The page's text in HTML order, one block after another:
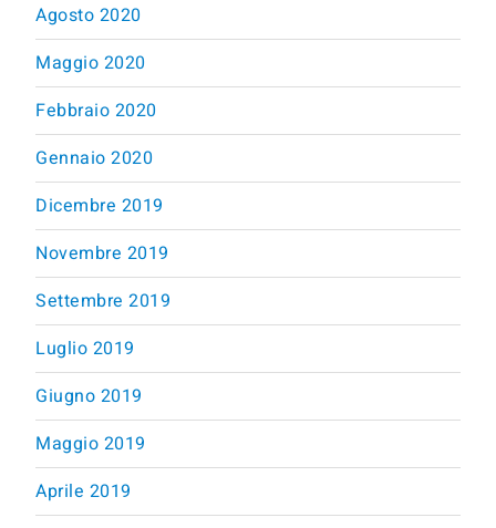
Agosto 2020
Maggio 2020
Febbraio 2020
Gennaio 2020
Dicembre 2019
Novembre 2019
Settembre 2019
Luglio 2019
Giugno 2019
Maggio 2019
Aprile 2019